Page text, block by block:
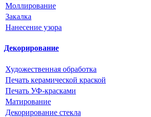
Моллирование
Закалка
Нанесение узора
Декорирование
Художественная обработка
Печать керамической краской
Печать УФ-красками
Матирование
Декорирование стекла